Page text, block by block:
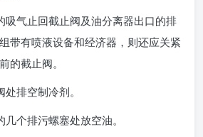
吸气止回截止阀及油分离器出口的排
带有喷液设备和经济器，则还应关紧
的截止阀。
排空制冷剂。
个排污螺塞处放空油。